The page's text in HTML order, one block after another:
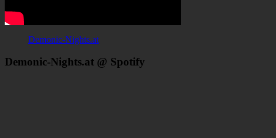
Demonic-Nights.at
Demonic-Nights.at @ Spotify